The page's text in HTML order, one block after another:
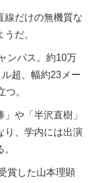
だけの無機質な
だ。
ンパス。約10万
超、幅約23メー
。
や「半沢直樹」
り、学内には出演
賞した山本理顕